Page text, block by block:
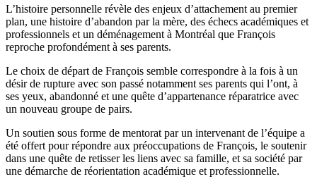
L’histoire personnelle révèle des enjeux d’attachement au premier
plan, une histoire d’abandon par la mère, des échecs académiques et
professionnels et un déménagement à Montréal que François
reproche profondément à ses parents.
Le choix de départ de François semble correspondre à la fois à un
désir de rupture avec son passé notamment ses parents qui l’ont, à
ses yeux, abandonné et une quête d’appartenance réparatrice avec
un nouveau groupe de pairs.
Un soutien sous forme de mentorat par un intervenant de l’équipe a
été offert pour répondre aux préoccupations de François, le soutenir
dans une quête de retisser les liens avec sa famille, et sa société par
une démarche de réorientation académique et professionnelle.